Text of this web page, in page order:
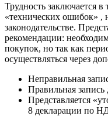
Трудность заключается
«технических ошибок» ,
законодательстве.
рекомендации:
покупок, но так как
осуществляться через
Неправильная
Правильная запись
Представляется
8 декларации по